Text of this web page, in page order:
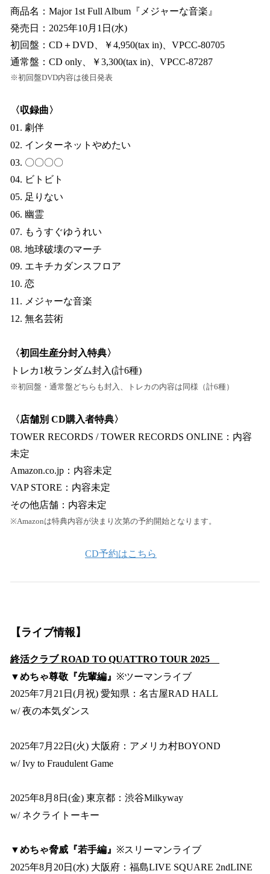
商品名：Major 1st Full Album『メジャーな音楽』
発売日：2025年10月1日(水)
初回盤：CD＋DVD、￥4,950(tax in)、VPCC-80705
通常盤：CD only、￥3,300(tax in)、VPCC-87287
※初回盤DVD内容は後日発表
〈収録曲〉
01. 劇伴
02. インターネットやめたい
03. 〇〇〇〇
04. ビトビト
05. 足りない
06. 幽霊
07. もうすぐゆうれい
08. 地球破壊のマーチ
09. エキチカダンスフロア
10. 恋
11. メジャーな音楽
12. 無名芸術
〈初回生産分封入特典〉
トレカ1枚ランダム封入(計6種)
※初回盤・通常盤どちらも封入、トレカの内容は同様（計6種）
〈店舗別 CD購入者特典〉
TOWER RECORDS / TOWER RECORDS ONLINE：内容
未定
Amazon.co.jp：内容未定
VAP STORE：内容未定
その他店舗：内容未定
※Amazonは特典内容が決まり次第の予約開始となります。
CD予約はこちら
【ライブ情報】
終活クラブ ROAD TO QUATTRO TOUR 2025
▼めちゃ尊敬『先輩編』 ※ツーマンライブ
2025年7月21日(月祝) 愛知県：名古屋RAD HALL
w/ 夜の本気ダンス
2025年7月22日(火) 大阪府：アメリカ村BOYOND
w/ Ivy to Fraudulent Game
2025年8月8日(金) 東京都：渋谷Milkyway
w/ ネクライトーキー
▼めちゃ脅威『若手編』 ※スリーマンライブ
2025年8月20日(水) 大阪府：福島LIVE SQUARE 2ndLINE